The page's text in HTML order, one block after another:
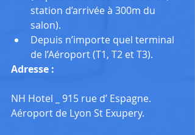
station d’arrivée à 300m du
salon).
Depuis n’importe quel terminal
de l’Aéroport (T1, T2 et T3).
Adresse :
NH Hotel _ 915 rue d’ Espagne.
Aéroport de Lyon St Exupery.